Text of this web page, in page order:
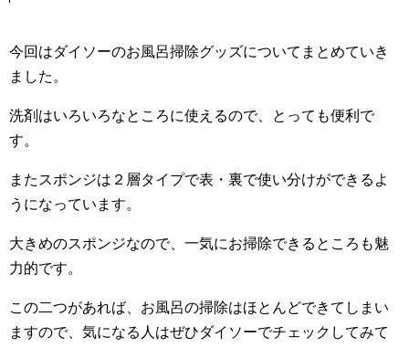
今回はダイソーのお風呂掃除グッズについてまとめていき
ました。
洗剤はいろいろなところに使えるので、とっても便利で
す。
またスポンジは２層タイプで表・裏で使い分けができるよ
うになっています。
大きめのスポンジなので、一気にお掃除できるところも魅
力的です。
この二つがあれば、お風呂の掃除はほとんどできてしまい
ますので、気になる人はぜひダイソーでチェックしてみて